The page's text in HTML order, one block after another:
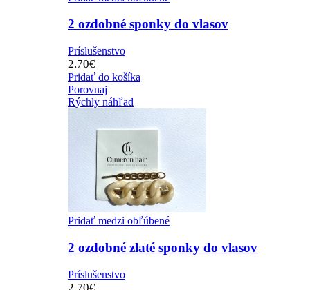
2 ozdobné sponky do vlasov
Príslušenstvo
2.70€
Pridať do košíka
Porovnaj
Rýchly náhľad
Pridať medzi obľúbené
2 ozdobné zlaté sponky do vlasov
Príslušenstvo
2.70€